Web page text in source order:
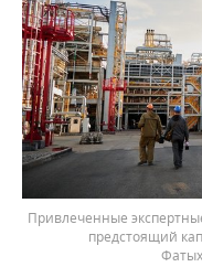
Привлеченные
предстоящий